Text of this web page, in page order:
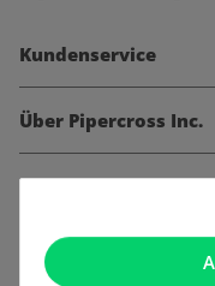
Kundenservice
Über Pipercross Inc.
Informationen
Gesetzliche